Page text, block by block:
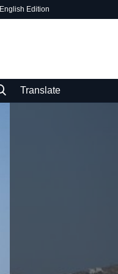
English Edition
Translate